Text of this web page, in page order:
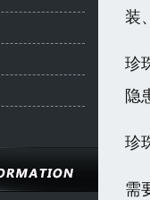
装
珍
隐
珍
需